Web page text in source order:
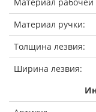
Материал ручки:
Толщина лезвия:
Ширина лезвия: